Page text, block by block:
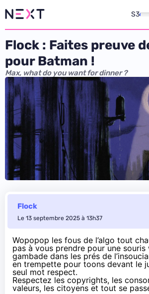
S3
Flock : Faites preuve
pour Batman !
Max, what do you want for dinner ?
Flock
Le 13 septembre 2025 à 13h37
Wopopop les fous de l’algo tout
pas à vous prendre pour une souris
gambade dans les prés de
en trempette pour toons devant le
seul mot respect.
Respectez les copyrights, les
valeurs, les citoyens et tout se